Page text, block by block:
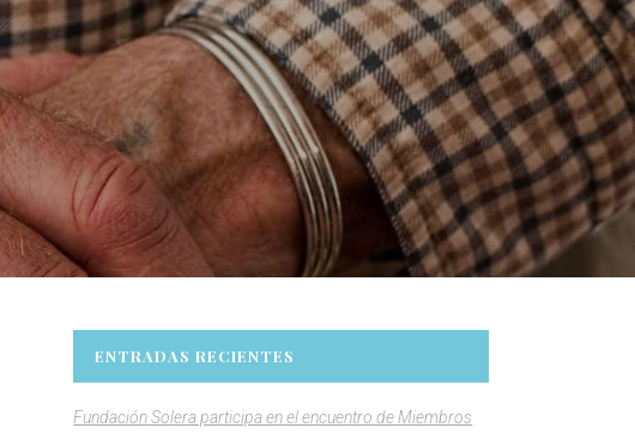
ENTRADAS RECIENTES
Fundación Solera participa en el encuentro de Miembros